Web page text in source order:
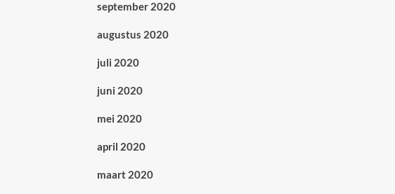
september 2020
augustus 2020
juli 2020
juni 2020
mei 2020
april 2020
maart 2020